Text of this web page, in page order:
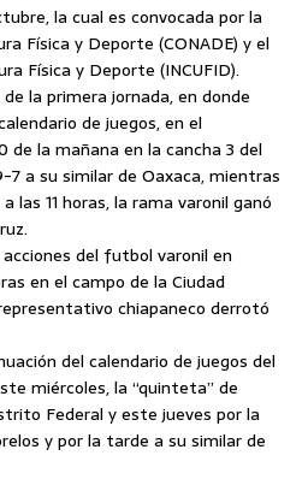
la cual es convocada por la
Física y Deporte (CONADE) y el
Física y Deporte (INCUFID).
la primera jornada, en donde
de juegos, en el
de la mañana en la cancha 3 del
7 a su similar de Oaxaca, mientras
las 11 horas, la rama varonil ganó
del futbol varonil en
en el campo de la Ciudad
chiapaneco derrotó
del calendario de juegos del
miércoles, la “quinteta” de
Federal y este jueves por la
y por la tarde a su similar de